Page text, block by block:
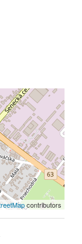
contributors